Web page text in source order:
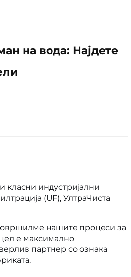
на вода: Најдете
класни индустријални
(UF), УлтраЧиста
нашите процеси за
е максимално
партнер со ознака